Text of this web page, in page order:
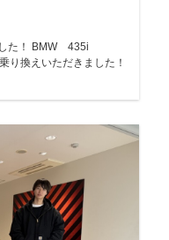
435i
換えいただきました！